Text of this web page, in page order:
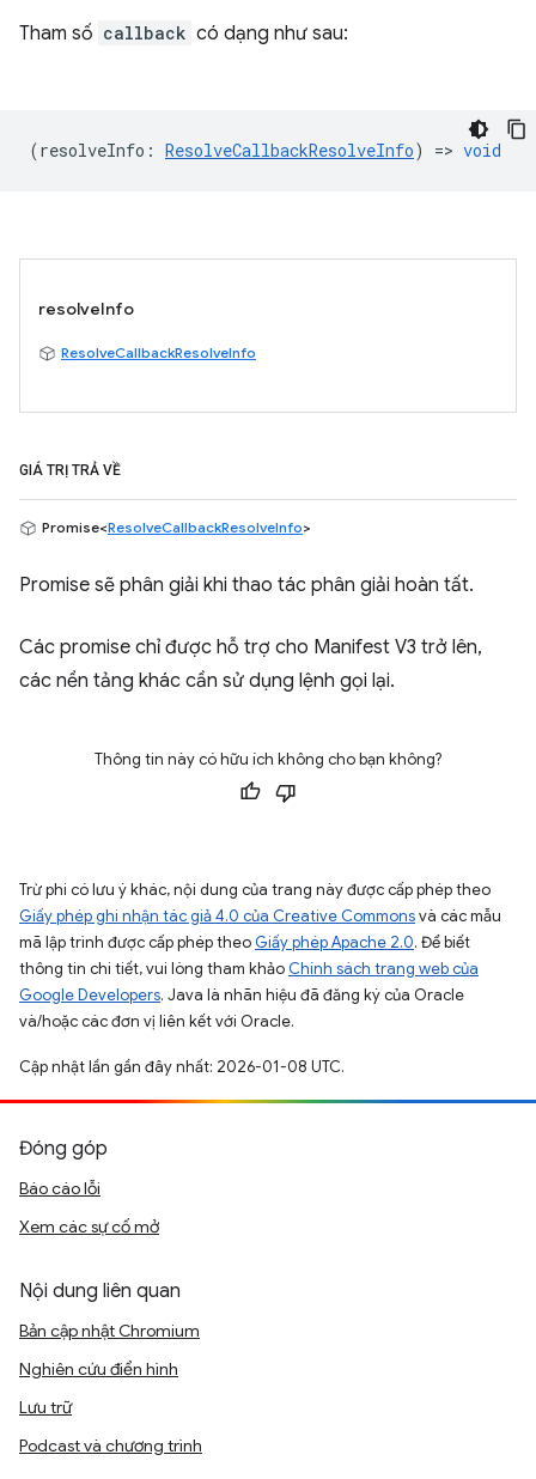
Tham số callback có dạng như sau:
(resolveInfo : ResolveCallbackResolveInfo) => void
resolveInfo
ResolveCallbackResolveInfo
GIÁ TRỊ TRẢ VỀ
Promise<ResolveCallbackResolveInfo>
Promise sẽ phân giải khi thao tác phân giải hoàn tất.
Các promise chỉ được hỗ trợ cho Manifest V3 trở lên,
các nền tảng khác cần sử dụng lệnh gọi lại.
Thông tin này có hữu ích không cho bạn không?
Trừ phi có lưu ý khác, nội dung của trang này được cấp phép theo
Giấy phép ghi nhận tác giả 4.0 của Creative Commonsvà các mẫu
mã lập trình được cấp phép theo Giấy phép Apache 2.0. Để biết
thông tin chi tiết, vui lòng tham khảo Chính sách trang web của
Google Developers. Java là nhãn hiệu đã đăng ký của Oracle
và/hoặc các đơn vị liên kết với Oracle.
Cập nhật lần gần đây nhất: 2026-01-08 UTC.
Đóng góp
Báo cáo lỗi
Xem các sự cố mở
Nội dung liên quan
Bản cập nhật Chromium
Nghiên cứu điển hình
Lưu trữ
Podcast và chương trình